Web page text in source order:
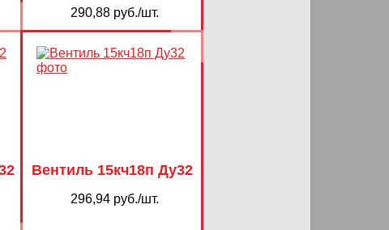
290,88 руб./шт.
Вентиль 15кч18п Ду32
296,94 руб./шт.